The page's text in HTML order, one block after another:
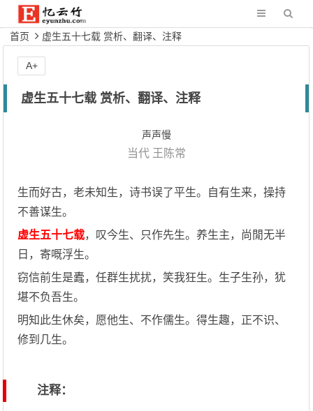
首页 虚生五十七载 赏析、翻译、注释
虚生五十七载 赏析、翻译、注释
声声慢
当代 王陈常
生而好古，老未知生，诗书误了平生。自有生来，操持
不善谋生。
虚生五十七载，叹今生、只作先生。养生主，尚閒无半
日，寄嘅浮生。
窃信前生是蠹，任群生扰扰，笑我狂生。生子生孙，犹
堪不负吾生。
明知此生休矣，愿他生、不作儒生。得生趣，正不识、
修到几生。
注释：
A+